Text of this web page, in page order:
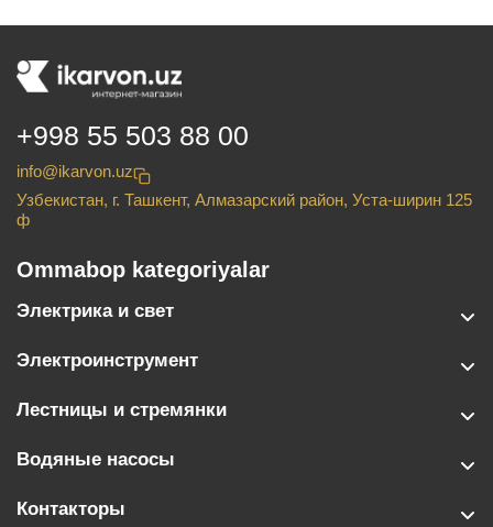
+998 55 503 88 00
info@ikarvon.uz
Узбекистан, г. Ташкент, Алмазарский район, Уста-ширин 125
ф
Ommabop kategoriyalar
Электрика и свет
Электроинструмент
Лестницы и стремянки
Водяные насосы
Контакторы